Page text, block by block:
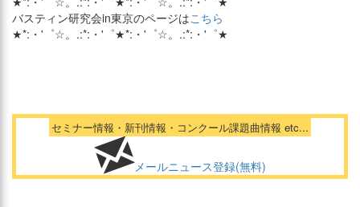
バスティン研究会in東京のページはこちら
★*:・'゜☆。.:*:・'゜★*:・'゜☆。.:*:・'゜★
セミナー情報・新刊情報・コンクール課題曲情報 etc...
メールニュース登録(無料)